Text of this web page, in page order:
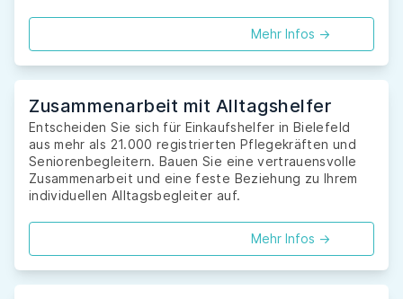
Mehr Infos ->
Zusammenarbeit mit Alltagshelfer
Entscheiden Sie sich für Einkaufshelfer in Bielefeld
aus mehr als 21.000 registrierten Pflegekräften und
Seniorenbegleitern. Bauen Sie eine vertrauensvolle
Zusammenarbeit und eine feste Beziehung zu Ihrem
individuellen Alltagsbegleiter auf.
Mehr Infos ->